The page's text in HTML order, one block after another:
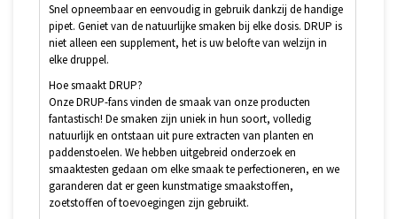
Snel opneembaar en eenvoudig in gebruik dankzij de handige
pipet. Geniet van de natuurlijke smaken bij elke dosis. DRUP is
niet alleen een supplement, het is uw belofte van welzijn in
elke druppel.
Hoe smaakt DRUP?
Onze DRUP-fans vinden de smaak van onze producten
fantastisch! De smaken zijn uniek in hun soort, volledig
natuurlijk en ontstaan uit pure extracten van planten en
paddenstoelen. We hebben uitgebreid onderzoek en
smaaktesten gedaan om elke smaak te perfectioneren, en we
garanderen dat er geen kunstmatige smaakstoffen,
zoetstoffen of toevoegingen zijn gebruikt.